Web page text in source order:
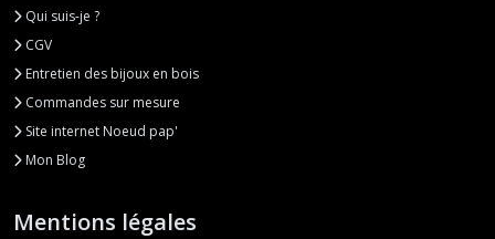
Qui suis-je ?
CGV
Entretien des bijoux en bois
Commandes sur mesure
Site internet Noeud pap'
Mon Blog
Mentions légales